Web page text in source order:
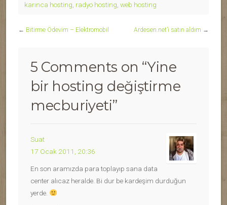
karınca hosting radyo hosting web hosting
← Bitirme Ödevim – Elektromobil Ardesen.net’i satın aldım →
5 Comments on “Yine
bir hosting değiştirme
mecburiyeti”
Suat
17 Ocak 2011, 20:36
En son aramızda para toplayıp sana data
center alıcaz heralde. Bi dur be kardeşim durduğun
yerde.